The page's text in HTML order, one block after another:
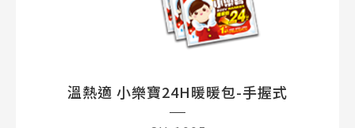
溫熱適 小樂寶24H暖暖包-手握式